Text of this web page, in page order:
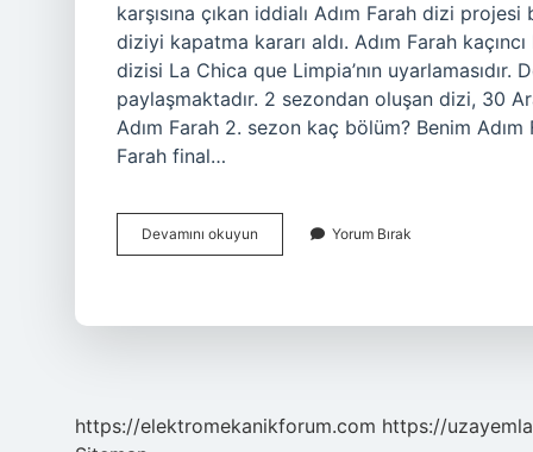
karşısına çıkan iddialı Adım Farah dizi
diziyi kapatma kararı aldı. Adım Farah
dizisi La Chica que Limpia’nın
paylaşmaktadır. 2 sezondan oluşan dizi, 30
Adım Farah 2. sezon kaç bölüm? Benim Adım
Farah final…
Devamını okuyun
Farah
Yorum Bırak
https://elektromekanikforum.com https://